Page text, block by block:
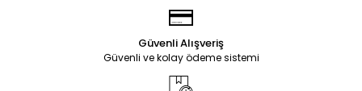
Güvenli Alışveriş
Güvenli ve kolay ödeme sistemi